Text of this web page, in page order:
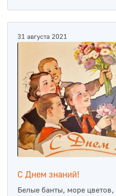
31 августа 2021
С Днем знаний!
Белые банты, море